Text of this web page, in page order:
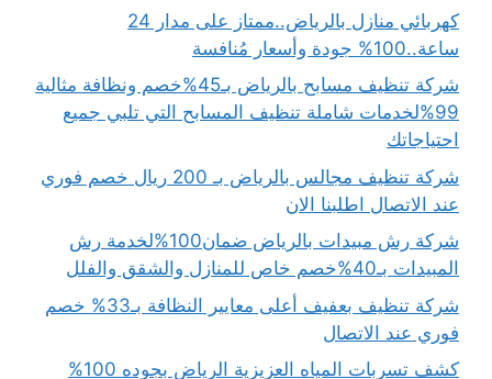
كهربائي منازل بالرياض..ممتاز على مدار 24
ساعة..100% جودة وأسعار مُنافسة
شركة تنظيف مسابح بالرياض بـ45%خصم ونظافة مثالية
99%لخدمات شاملة تنظيف المسابح التي تلبي جميع
احتياجاتك
شركة تنظيف مجالس بالرياض بـ 200 ريال خصم فوري
عند الاتصال اطلبنا الان
شركة رش مبيدات بالرياض ضمان100%لخدمة رش
المبيدات بـ40%خصم خاص للمنازل والشقق والفلل
شركة تنظيف بعفيف أعلى معايير النظافة بـ33% خصم
فوري عند الاتصال
كشف تسربات المياه العزيزية الرياض بجوده 100%